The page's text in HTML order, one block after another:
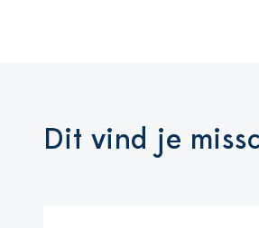
Dit vind je